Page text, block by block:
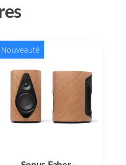
Nouveauté